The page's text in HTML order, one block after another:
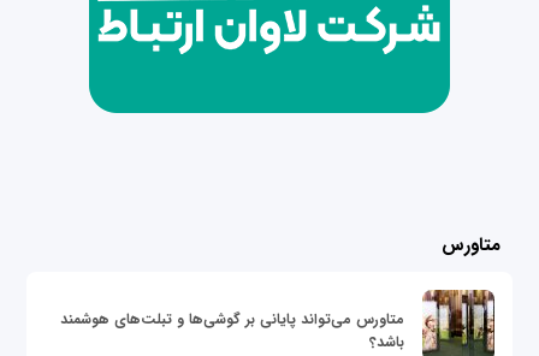
متاورس
متاورس می‌تواند پایانی بر گوشی‌ها و تبلت‌های هوشمند
باشد؟